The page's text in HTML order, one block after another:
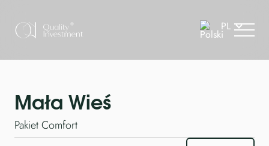
Mała Wieś
Pakiet Comfort